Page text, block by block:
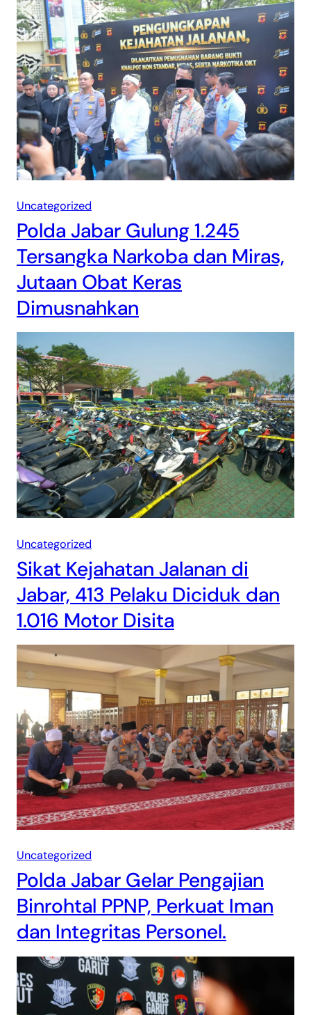
Uncategorized
Polda Jabar Gulung 1.245
Tersangka Narkoba dan Miras,
Jutaan Obat Keras
Dimusnahkan
Uncategorized
Sikat Kejahatan Jalanan di
Jabar, 413 Pelaku Diciduk dan
1.016 Motor Disita
Uncategorized
Polda Jabar Gelar Pengajian
Binrohtal PPNP, Perkuat Iman
dan Integritas Personel.